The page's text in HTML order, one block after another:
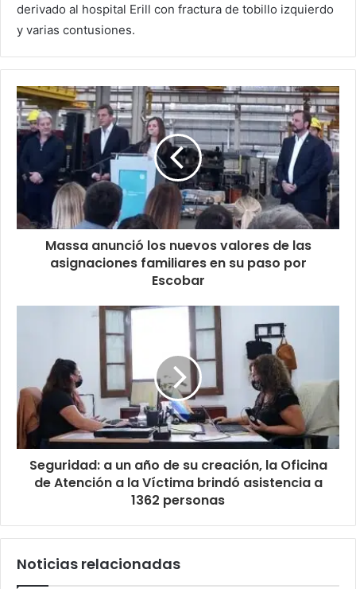
derivado al hospital Erill con fractura de tobillo izquierdo
y varias contusiones.
Massa anunció los nuevos valores de las
asignaciones familiares en su paso por
Escobar
Seguridad: a un año de su creación, la Oficina
de Atención a la Víctima brindó asistencia a
1362 personas
Noticias relacionadas